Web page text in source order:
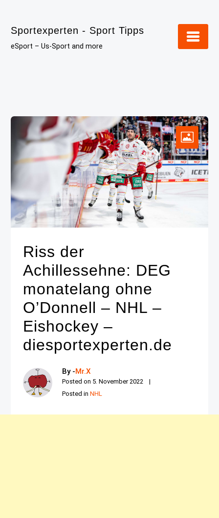
content
Sportexperten - Sport Tipps
eSport – Us-Sport and more
Riss der
Achillessehne: DEG
monatelang ohne
O’Donnell – NHL –
Eishockey –
diesportexperten.de
By -Mr.X
Posted on 5. November 2022
Posted inNHL